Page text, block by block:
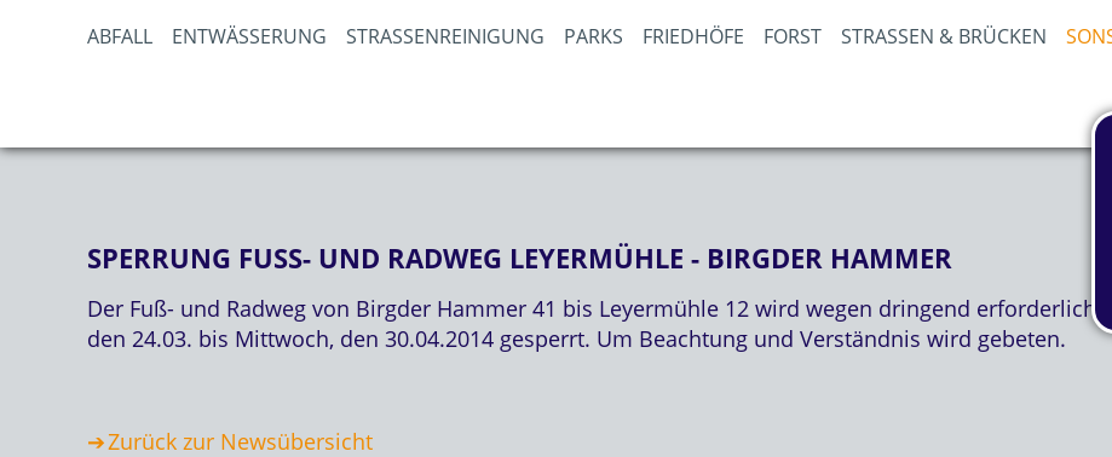
ABFALL ENTWÄSSERUNG STRASSENREINIGUNG PARKS FRIEDHÖFE FORST STRASSEN & BRÜCKEN
SPERRUNG FUSS- UND RADWEG LEYERMÜHLE - BIRGDER HAMMER
Der Fuß- und Radweg von Birgder Hammer 41 bis Leyermühle 12 wird wegen dringend
den 24.03. bis Mittwoch, den 30.04.2014 gesperrt. Um Beachtung und Verständnis wird gebeten.
Zurück zur Newsübersicht